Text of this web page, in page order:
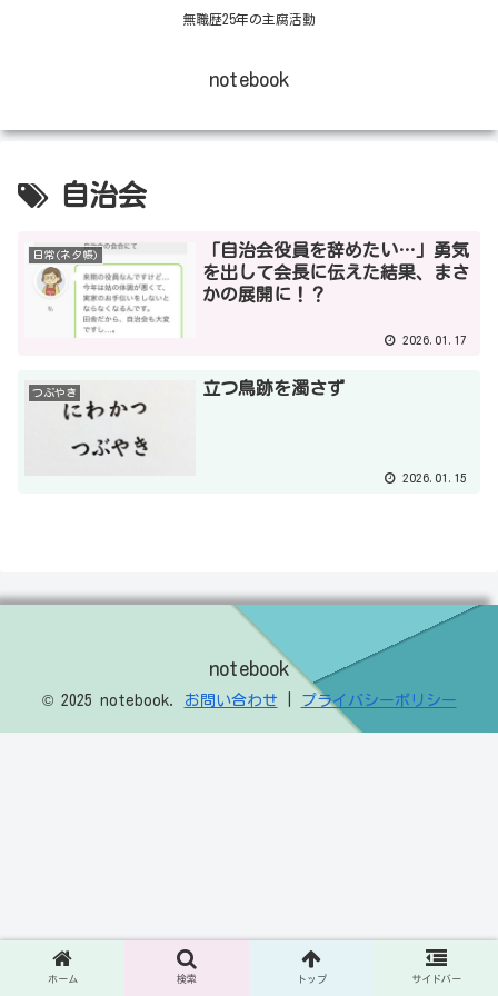
無職歴25年の主腐活動
notebook
自治会
日常(ネタ帳)
「自治会役員を辞めたい…」勇気
を出して会長に伝えた結果、まさ
かの展開に！？
2026.01.17
つぶやき 立つ鳥跡を濁さず
2026.01.15
notebook
© 2025 notebook. お問い合わせ プライバシーポリシー
ホーム 検索 トップ サイドバー